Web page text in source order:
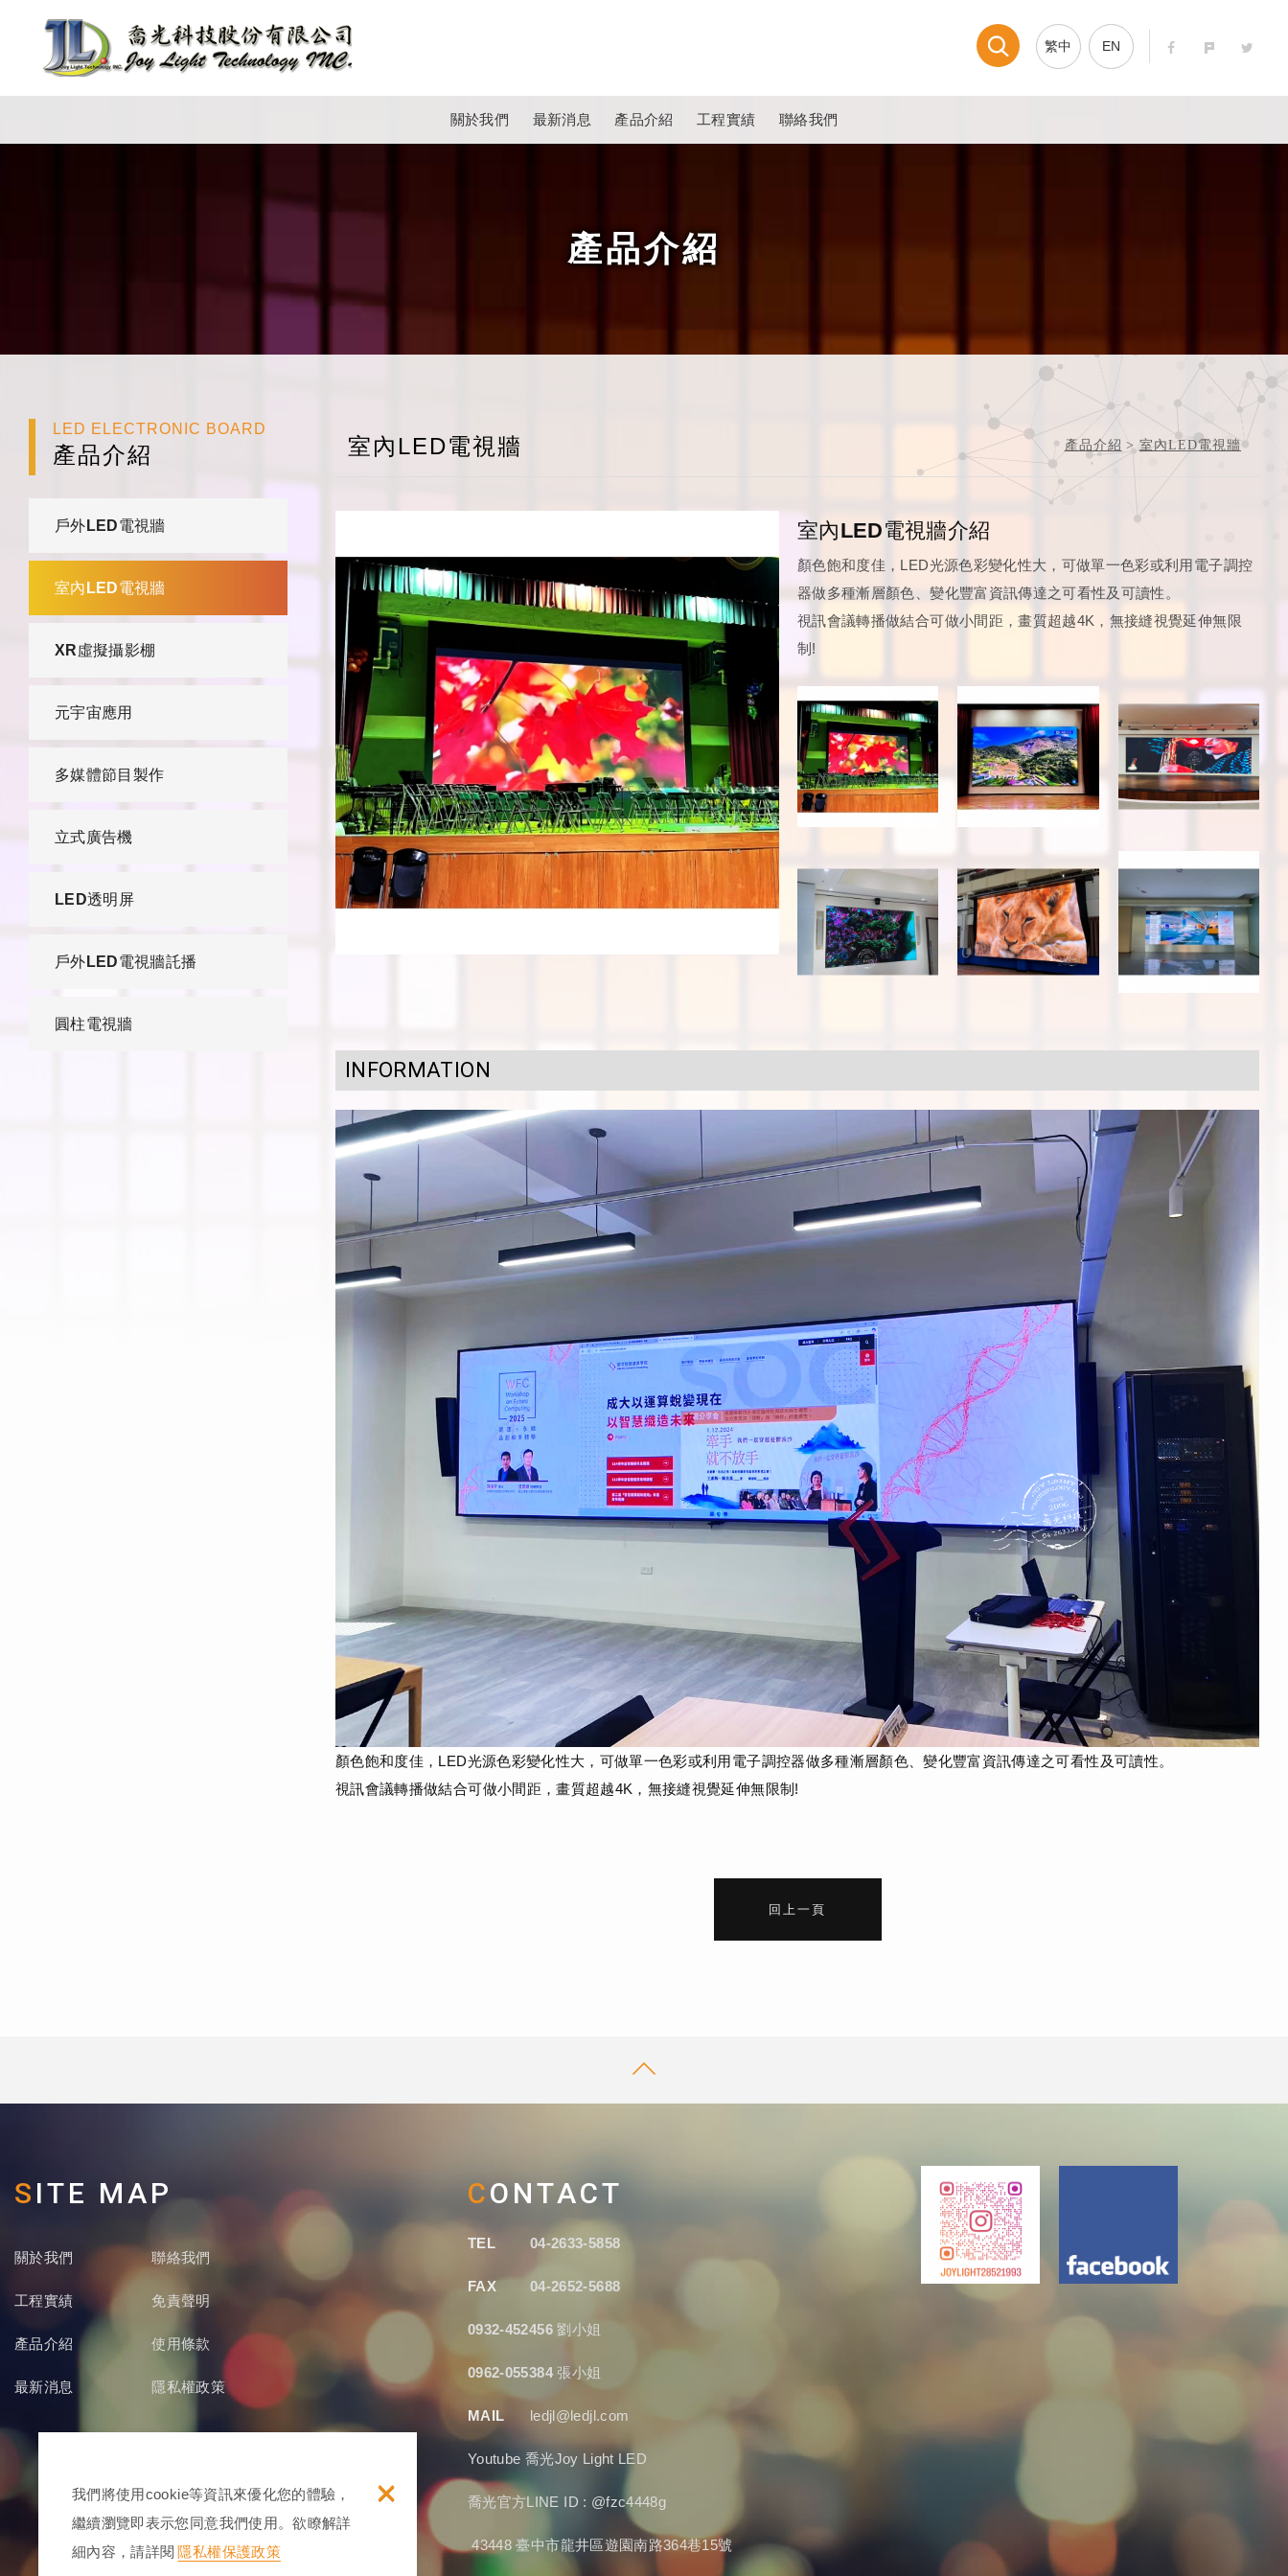
我們將使用cookie等資訊來優化您的體驗，
繼續瀏覽即表示您同意我們使用。欲瞭解詳
細內容，請詳閱 隱私權保護政策
×
繁中 EN
關於我們 最新消息 產品介紹 工程實績 聯絡我們
產品介紹
LED ELECTRONIC BOARD
產品介紹
戶外LED電視牆
室內LED電視牆
XR虛擬攝影棚
元宇宙應用
多媒體節⽬製作
立式廣告機
LED透明屏
戶外LED電視牆託播
圓柱電視牆
產品介紹 室內LED電視牆
室內LED電視牆
室內LED電視牆介紹
顏色飽和度佳，LED光源色彩變化性大，可做單一色彩或利用電子調控
器做多種漸層顏色、變化豐富資訊傳達之可看性及可讀性。
視訊會議轉播做結合可做小間距，畫質超越4K，無接縫視覺延伸無限
制!
INFORMATION
顏色飽和度佳，LED光源色彩變化性大，可做單一色彩或利用電子調控器做多種漸層顏色、變化豐富資訊傳達之可看性及可讀性。
視訊會議轉播做結合可做小間距，畫質超越4K，無接縫視覺延伸無限制!
回上一頁
SITE MAP
關於我們
工程實績
產品介紹
最新消息
聯絡我們
免責聲明
使用條款
隱私權政策
CONTACT
TEL 04-2633-5858
FAX 04-2652-5688
0932-452456劉小姐
0962-055384張小姐
MAIL ledjl@ledjl.com
Youtube 喬光Joy Light LED
喬光官方LINE ID : @fzc4448g
43448 臺中市龍井區遊園南路364巷15號